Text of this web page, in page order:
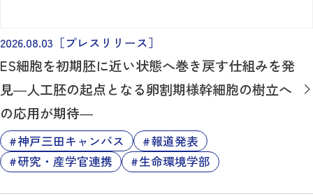
2026.08.03 ［プレスリリース］
ES細胞を初期胚に近い状態へ巻き戻す仕組みを発
見―人工胚の起点となる卵割期様幹細胞の樹立へ
の応用が期待―
神戸三田キャンパス
報道発表
研究・産学官連携
生命環境学部